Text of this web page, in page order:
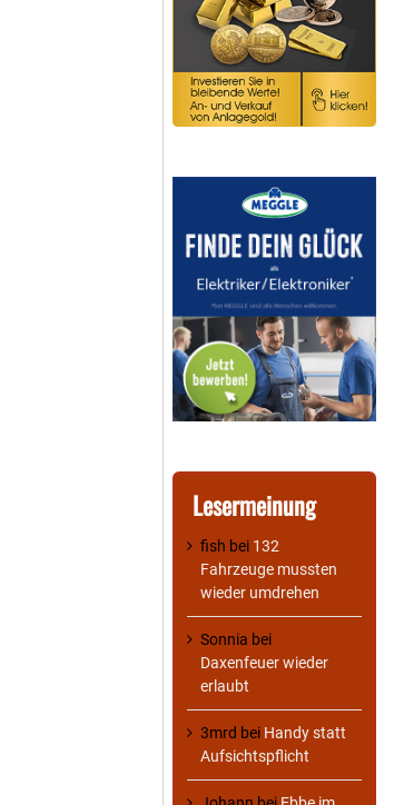
Lesermeinung
fish bei 132
Fahrzeuge mussten
wieder umdrehen
Sonnia bei
Daxenfeuer wieder
erlaubt
3mrd bei Handy statt
Aufsichtspflicht